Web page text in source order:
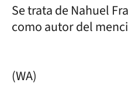
Se trata de Nahuel
como autor del
(WA)